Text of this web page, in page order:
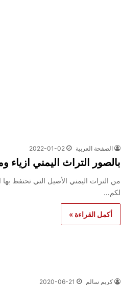
الصفحة العربية 2022-01-02
بالصور التراث اليمني ازياء وملابس يمنية
من التراث اليمني الأصيل التي تحتفظ
لكم…
أكمل القراءة »
كريم سالم 2020-06-21